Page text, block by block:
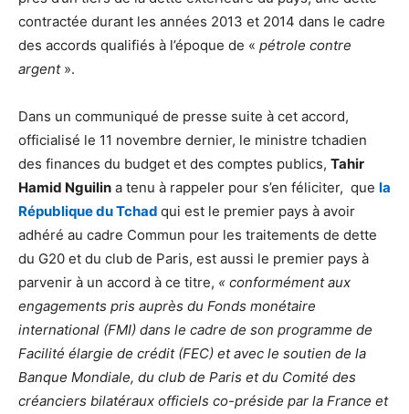
contractée durant les années 2013 et 2014 dans le cadre
des accords qualifiés à l’époque de « pétrole contre
argent».
Dans un communiqué de presse suite à cet accord,
officialisé le 11 novembre dernier, le ministre tchadien
des finances du budget et des comptes publics, Tahir
Hamid Nguilin a tenu à rappeler pour s’en féliciter, que la
République du Tchad qui est le premier pays à avoir
adhéré au cadre Commun pour les traitements de dette
du G20 et du club de Paris, est aussi le premier pays à
parvenir à un accord à ce titre, « conformément aux
engagements pris auprès du Fonds monétaire
international (FMI) dans le cadre de son programme de
Facilité élargie de crédit (FEC) et avec le soutien de la
Banque Mondiale, du club de Paris et du Comité des
créanciers bilatéraux officiels co-préside par la France et